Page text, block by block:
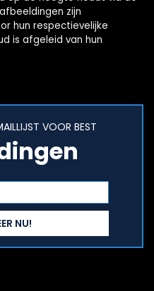
zijn
hun respectievelijke
is afgeleid van hun
VOOR BEST